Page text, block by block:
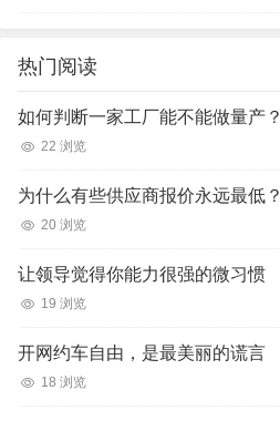
热门阅读
如何判断一家工厂能不能做量产？
22 浏览
为什么有些供应商报价永远最低？
20 浏览
让领导觉得你能力很强的微习惯
19 浏览
开网约车自由，是最美丽的谎言
18 浏览